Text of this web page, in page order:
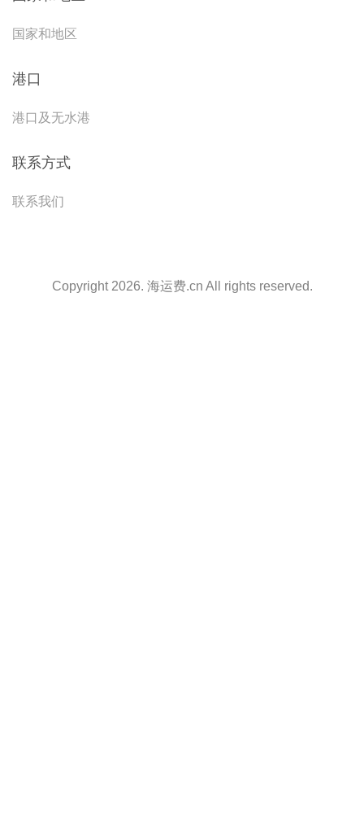
国家和地区
港口
港口及无水港
联系方式
联系我们
Copyright 2026. 海运费.cn All rights reserved.